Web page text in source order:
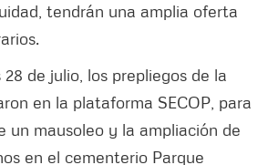
tendrán una amplia oferta
28 de julio, los prepliegos de la
en la plataforma SECOP, para
un mausoleo y la ampliación de
en el cementerio Parque